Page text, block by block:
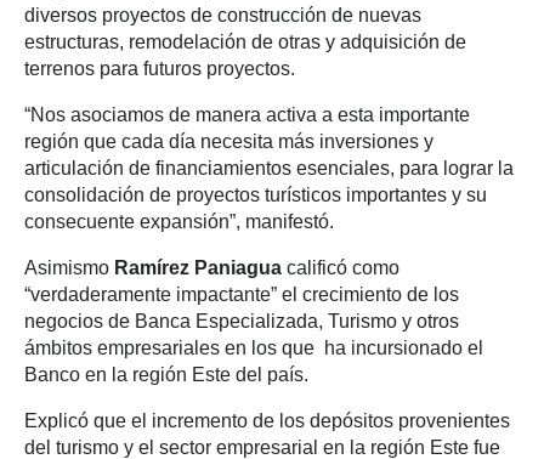
diversos proyectos de construcción de nuevas
estructuras, remodelación de otras y adquisición de
terrenos para futuros proyectos.
“Nos asociamos de manera activa a esta importante
región que cada día necesita más inversiones y
articulación de financiamientos esenciales, para lograr la
consolidación de proyectos turísticos importantes y su
consecuente expansión”, manifestó.
Asimismo Ramírez Paniagua calificó como
“verdaderamente impactante” el crecimiento de los
negocios de Banca Especializada, Turismo y otros
ámbitos empresariales en los que ha incursionado el
Banco en la región Este del país.
Explicó que el incremento de los depósitos provenientes
del turismo y el sector empresarial en la región Este fue